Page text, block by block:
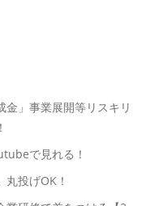
金」事業展開等リスキリ
で見れる！
丸投げOK！